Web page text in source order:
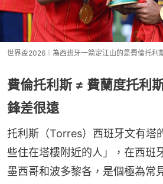
世界盃2026︱為西班牙一箭定江山的是費倫托利
費倫托利斯 ≠ 費蘭度托利
鋒差很遠
托利斯（Torres）西班牙文有塔
些住在塔樓附近的人」，在西班
墨西哥和波多黎各，是個極為常